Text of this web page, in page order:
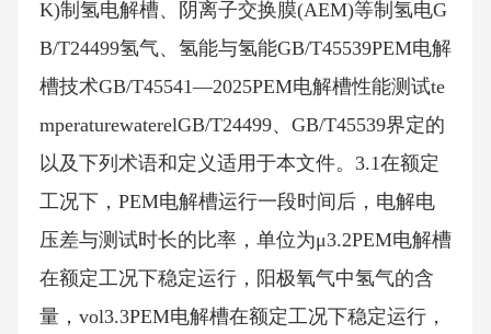
K)制氢电解槽、阴离子交换膜(AEM)等制氢电G
B/T24499氢气、氢能与氢能GB/T45539PEM电解
槽技术GB/T45541—2025PEM电解槽性能测试te
mperaturewaterelGB/T24499、GB/T45539界定的
以及下列术语和定义适用于本文件。3.1在额定
工况下，PEM电解槽运行一段时间后，电解电
压差与测试时长的比率，单位为μ3.2PEM电解槽
在额定工况下稳定运行，阳极氧气中氢气的含
量，vol3.3PEM电解槽在额定工况下稳定运行，